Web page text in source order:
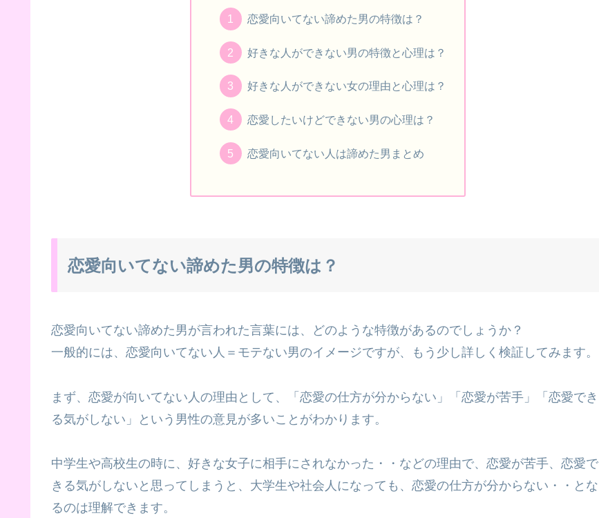
恋愛向いてない諦めた男の特徴は？
好きな人ができない男の特徴と心理は？
好きな人ができない女の理由と心理は？
恋愛したいけどできない男の心理は？
恋愛向いてない人は諦めた男まとめ
恋愛向いてない諦めた男の特徴は？
恋愛向いてない諦めた男が言われた言葉には、どのような特徴があるのでしょうか？
一般的には、恋愛向いてない人＝モテない男のイメージですが、もう少し詳しく検証してみます。
まず、恋愛が向いてない人の理由として、「恋愛の仕方が分からない」「恋愛が苦手」「恋愛でき
る気がしない」という男性の意見が多いことがわかります。
中学生や高校生の時に、好きな女子に相手にされなかった・・などの理由で、恋愛が苦手、恋愛で
きる気がしないと思ってしまうと、大学生や社会人になっても、恋愛の仕方が分からない・・とな
るのは理解できます。